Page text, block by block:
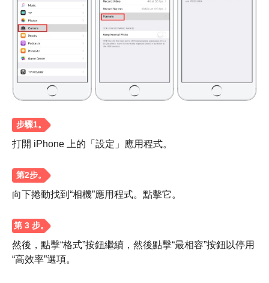
第 3 步。
步驟4。
打開 iPhone 上的「設定」應用程式。
向下捲動找到“相機”應用程式。點擊它。
然後，點擊“格式”按鈕繼續，然後點擊“最相容”按鈕以停用
“高效率”選項。